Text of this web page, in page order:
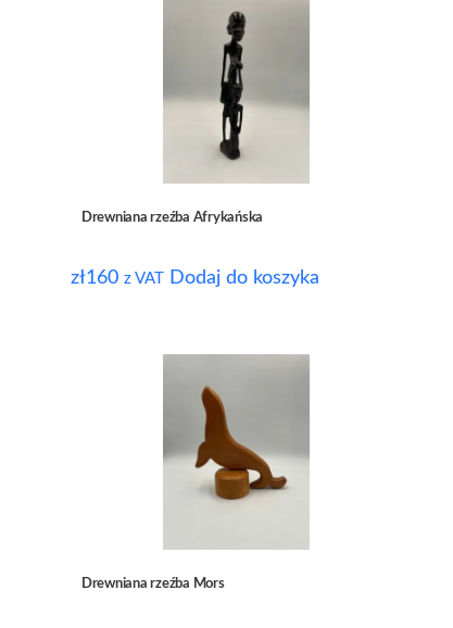
Drewniana rzeźba Afrykańska
zł160 z VAT Dodaj do koszyka
Drewniana rzeźba Mors